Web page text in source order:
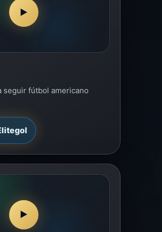
▶
seguir fútbol americano
▶